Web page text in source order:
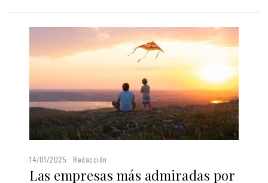
14/01/2025 Redacción
Las empresas más admiradas por